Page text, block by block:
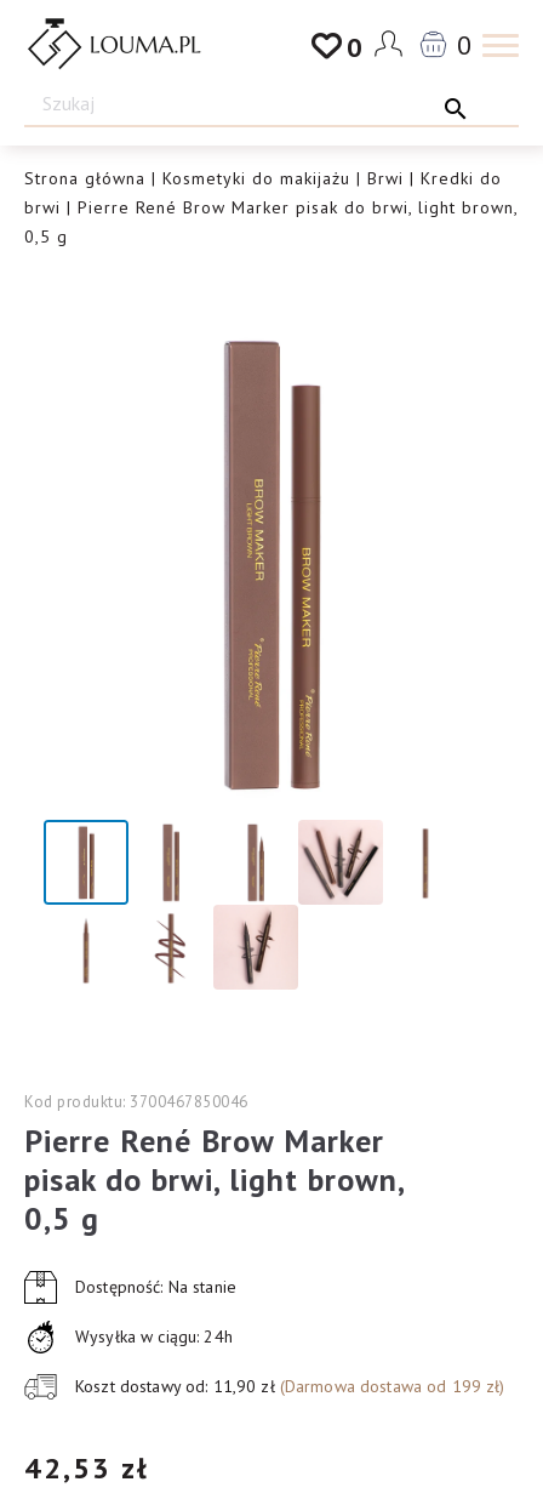
Przejdź
Drogeria
Louma.pl
0 0
Strona główna | Kosmetyki do makijażu | Brwi | Kredki do
brwi | Pierre René Brow Marker pisak do brwi, light brown,
0,5 g
Kod produktu: 3700467850046
Pierre René Brow Marker
pisak do brwi, light brown,
0,5 g
Dostępność: Na stanie
Wysyłka w ciągu: 24h
Koszt dostawy od: 11,90 zł (Darmowa dostawa od 199 zł)
42,53 zł